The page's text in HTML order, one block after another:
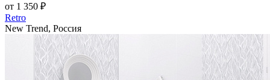
от 1 350 ₽
Retro
New Trend, Россия